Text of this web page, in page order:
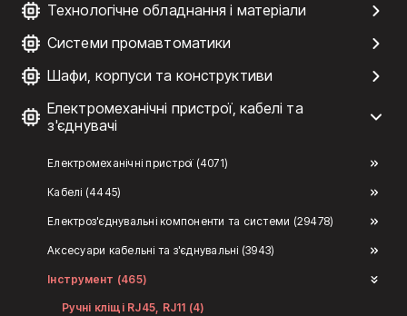
Технологічне обладнання і матеріали
Системи промавтоматики
Шафи, корпуси та конструктиви
Електромеханічні пристрої, кабелі та
з'єднувачі
Електромеханічні пристрої (4071)
Кабелі (4445)
Електроз'єднувальні компоненти та системи (29478)
Аксесуари кабельні та з'єднувальні (3943)
Інструмент (465)
Ручні кліщі RJ45, RJ11 (4)